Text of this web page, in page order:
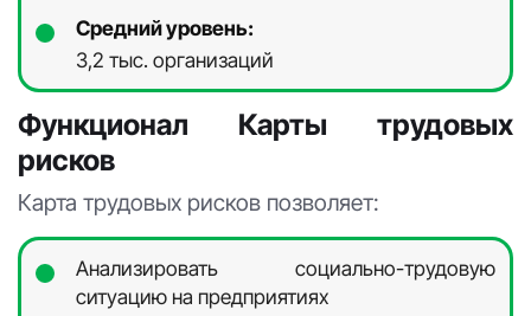
Средний уровень:
3,2 тыс. организаций
Функционал Карты трудовых
рисков
Карта трудовых рисков позволяет:
Анализировать социально-трудовую
ситуацию на предприятиях